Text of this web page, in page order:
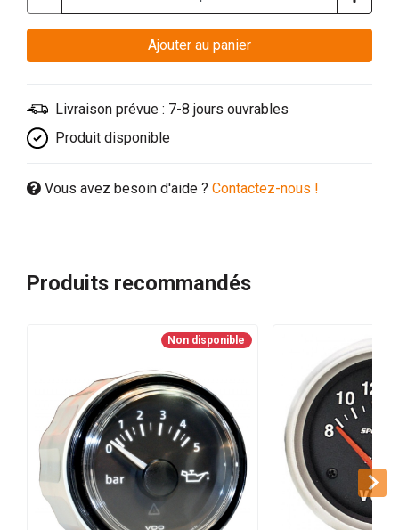
Ajouter au panier
Livraison prévue : 7-8 jours ouvrables
Produit disponible
Vous avez besoin d'aide ? Contactez-nous !
Produits recommandés
Non disponible